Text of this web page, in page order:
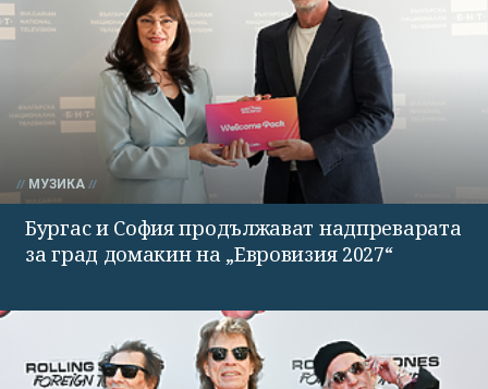
МУЗИКА
Бургас и София продължават надпреварата
за град домакин на „Евровизия 2027“